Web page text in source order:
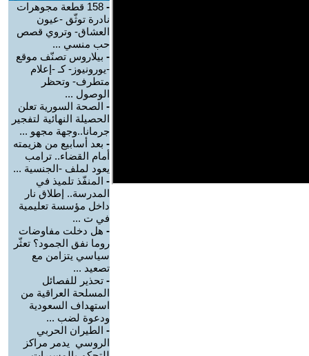
-
158 قطعة مجوهرات
نادرة توثّق -عيون
العشاق- وتروي قصص
حب منسي ...
- بيلاروس تصنّف موقع
-يورونيوز- كـ -إعلام
متطرف- وتحظر
الوصول ...
- الصحة السورية تعلن
الحصيلة النهائية لتفجير
جرمانا..وجهة مجهو ...
- بعد أسابيع من هزيمته
أمام القضاء.. ترامب
يعود لملف -الجنسية ...
- المنفّذ تلميذ في
المدرسة.. إطلاق نار
داخل مؤسسة تعليمية
في ت ...
- هل دخلت مفاوضات
روما نفق الجمود؟ تعثّر
سياسي يتزامن مع
تصعيد ...
- تحذير للفصائل
المسلحة العراقية من
استهداف السعودية
ودعوة لضب ...
- الطيران الحربي
الروسي يدمر مراكز